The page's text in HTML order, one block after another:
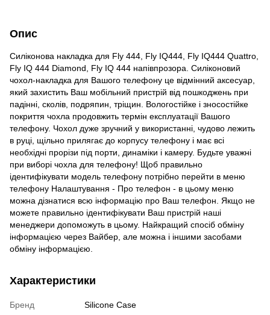
Опис
Силіконова накладка для Fly 444, Fly IQ444, Fly IQ444 Quattro,
Fly IQ 444 Diamond, Fly IQ 444 напівпрозора. Силіконовий
чохол-накладка для Вашого телефону це відмінний аксесуар,
який захистить Ваш мобільний пристрій від пошкоджень при
падінні, сколів, подряпин, тріщин. Вологостійке і зносостійке
покриття чохла продовжить термін експлуатації Вашого
телефону. Чохол дуже зручний у використанні, чудово лежить
в руці, щільно прилягає до корпусу телефону і має всі
необхідні прорізи під порти, динаміки і камеру. Будьте уважні
при виборі чохла для телефону! Щоб правильно
ідентифікувати модель телефону потрібно перейти в меню
телефону Налаштування - Про телефон - в цьому меню
можна дізнатися всю інформацію про Ваш телефон. Якщо не
можете правильно ідентифікувати Ваш пристрій наші
менеджери допоможуть в цьому. Найкращий спосіб обміну
інформацією через Вайбер, але можна і іншими засобами
обміну інформацією.
Характеристики
Бренд
Silicone Case